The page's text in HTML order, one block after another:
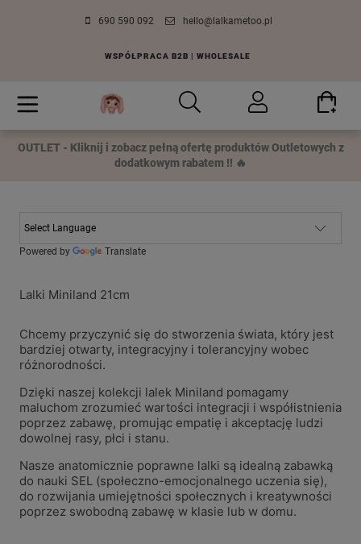
690 590 092 hello@lalkametoo.pl
WSPÓŁPRACA B2B | WHOLESALE
OUTLET - Kliknij i zobacz pełną ofertę produktów Outletowych z
dodatkowym rabatem !! 🔥
Powered by Translate
Lalki Miniland 21cm
Chcemy przyczynić się do stworzenia świata, który jest
bardziej otwarty, integracyjny i tolerancyjny wobec
różnorodności.
Dzięki naszej kolekcji lalek Miniland pomagamy
maluchom zrozumieć wartości integracji i współistnienia
poprzez zabawę, promując empatię i akceptację ludzi
dowolnej rasy, płci i stanu.
Nasze anatomicznie poprawne lalki są idealną zabawką
do nauki SEL (społeczno-emocjonalnego uczenia się),
do rozwijania umiejętności społecznych i kreatywności
poprzez swobodną zabawę w klasie lub w domu.